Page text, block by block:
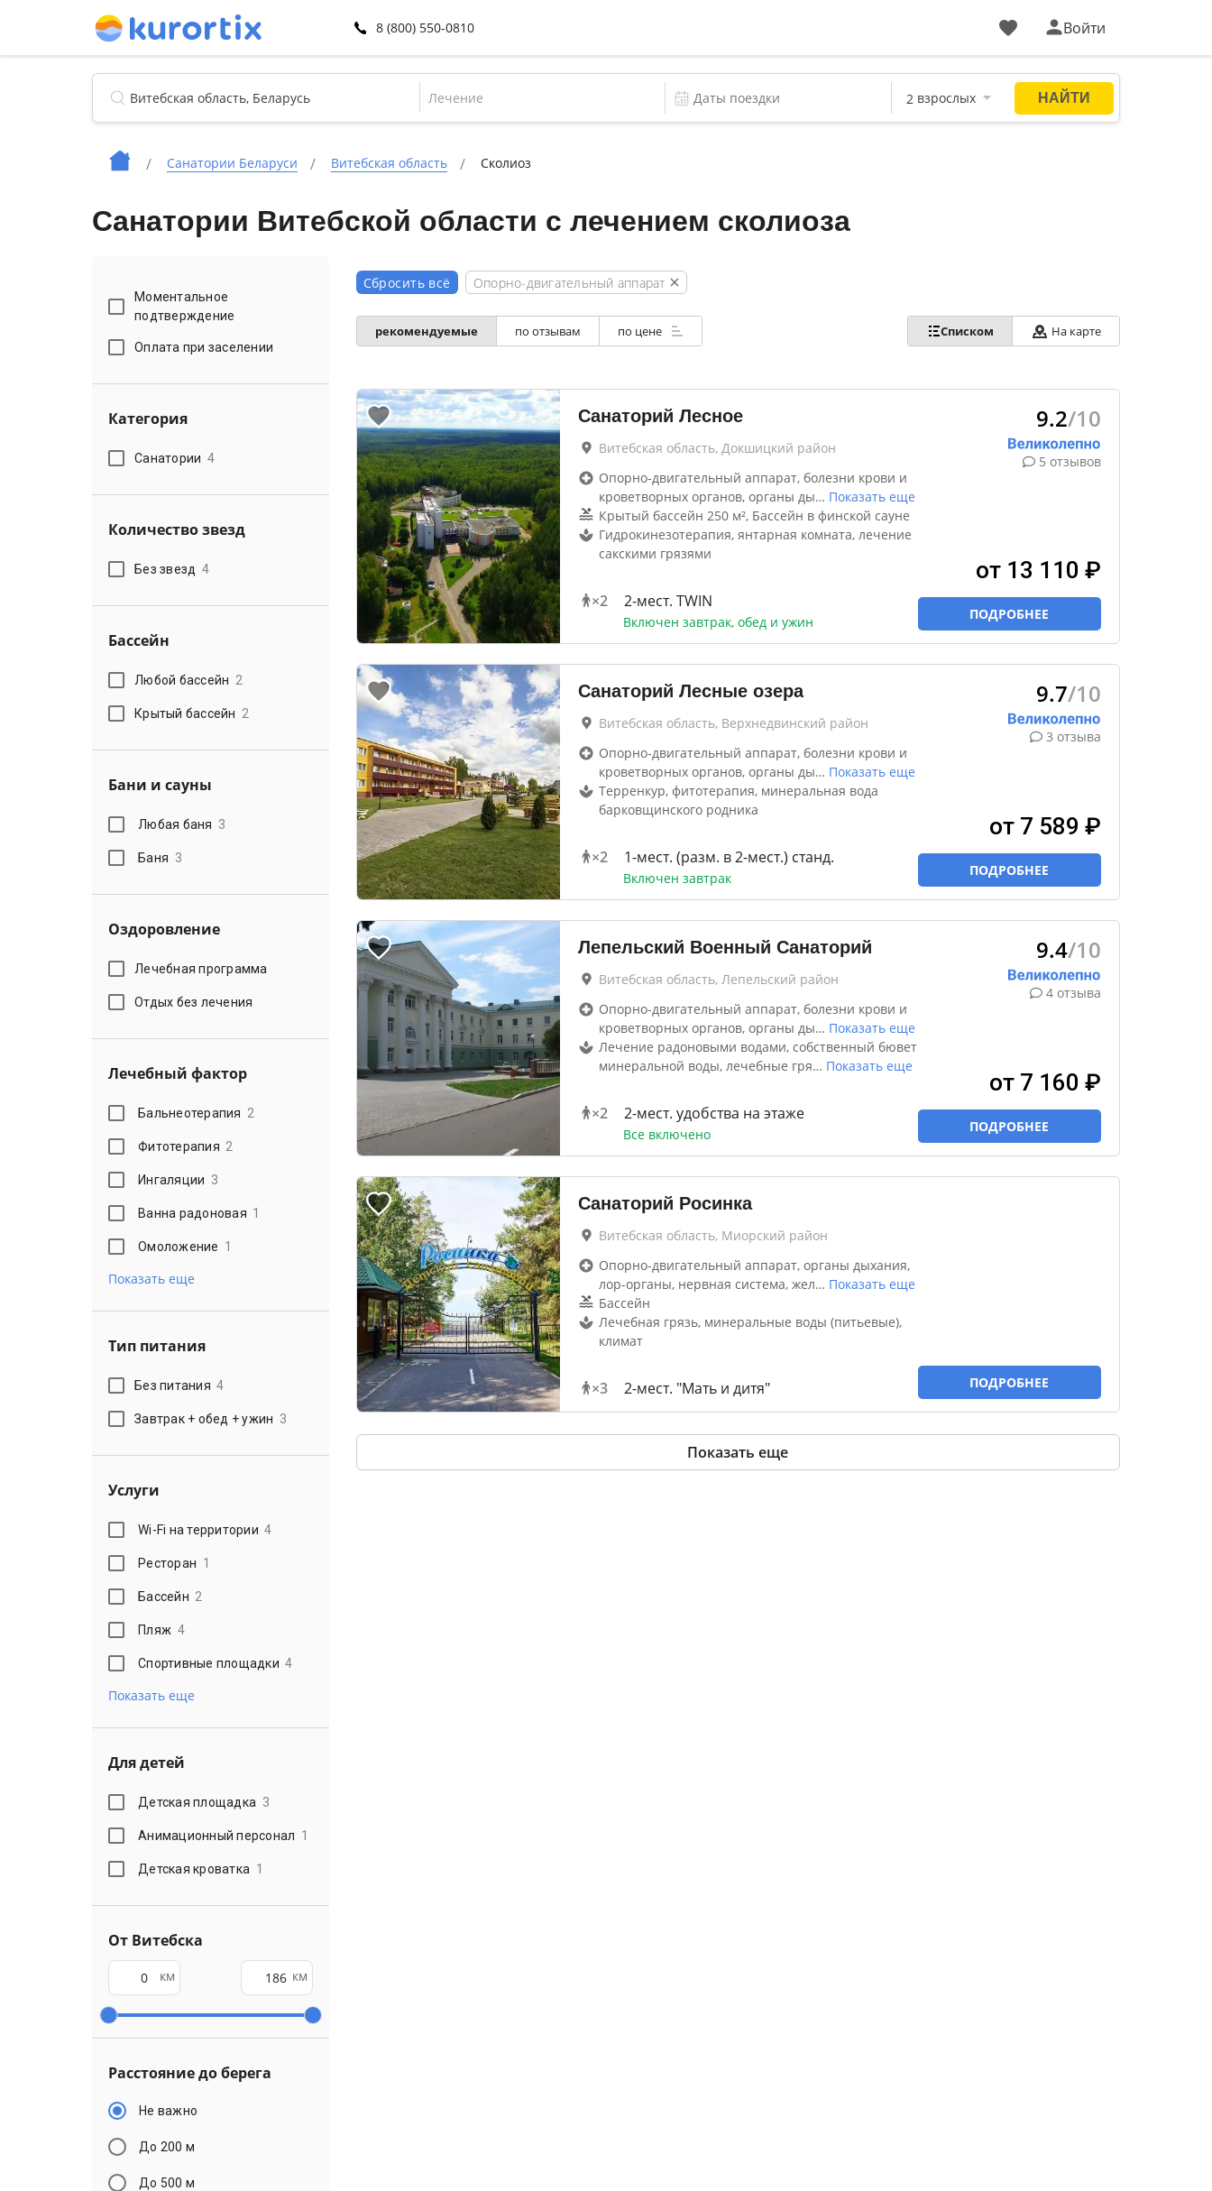
8 (800) 550-0810 Войти
Лечение
Санатории Беларуси Витебская область Сколиоз
Санатории Витебской области с лечением сколиоза
Моментальное
подтверждение
Оплата при заселении
Категория
Санатории 4
Количество звезд
Без звезд 4
Бассейн
Любой бассейн 2
Крытый бассейн 2
Бани и сауны
Любая баня 3
Баня 3
Оздоровление
Лечебная программа
Отдых без лечения
Лечебный фактор
Бальнеотерапия 2
Фитотерапия 2
Ингаляции 3
Ванна радоновая 1
Омоложение 1
Показать еще
Тип питания
Без питания 4
Завтрак + обед + ужин 3
Услуги
Wi-Fi на территории 4
Ресторан 1
Бассейн 2
Пляж 4
Спортивные площадки 4
Показать еще
Для детей
Детская площадка 3
Анимационный персонал 1
Детская кроватка 1
От Витебска
км км
Расстояние до берега
Не важно
До 200 м
До 500 м
Сбросить всё Опорно-двигательный аппарат
рекомендуемые по отзывам по цене Списком На карте
Санаторий Лесное
Витебская область, Докшицкий район
Опорно-двигательный аппарат, болезни крови и
кроветворных органов, органы ды… Показать еще
Крытый бассейн 250 м², Бассейн в финской сауне
Гидрокинезотерапия, янтарная комната, лечение
сакскими грязями
×2 2-мест. TWIN
Включен завтрак, обед и ужин
9.2/10
5 отзывов
от 13 110 ₽
ПОДРОБНЕЕ
Санаторий Лесные озера
Витебская область, Верхнедвинский район
Опорно-двигательный аппарат, болезни крови и
кроветворных органов, органы ды… Показать еще
Терренкур, фитотерапия, минеральная вода
барковщинского родника
×2 1-мест. (разм. в 2-мест.) станд.
Включен завтрак
9.7/10
3 отзыва
от 7 589 ₽
ПОДРОБНЕЕ
Лепельский Военный Санаторий
Витебская область, Лепельский район
Опорно-двигательный аппарат, болезни крови и
кроветворных органов, органы ды… Показать еще
Лечение радоновыми водами, собственный бювет
минеральной воды, лечебные гря… Показать еще
×2 2-мест. удобства на этаже
Все включено
9.4/10
4 отзыва
от 7 160 ₽
ПОДРОБНЕЕ
Санаторий Росинка
Витебская область, Миорский район
Опорно-двигательный аппарат, органы дыхания,
лор-органы, нервная система, жел… Показать еще
Бассейн
Лечебная грязь, минеральные воды (питьевые),
климат
×3 2-мест. "Мать и дитя" ПОДРОБНЕЕ
Показать еще